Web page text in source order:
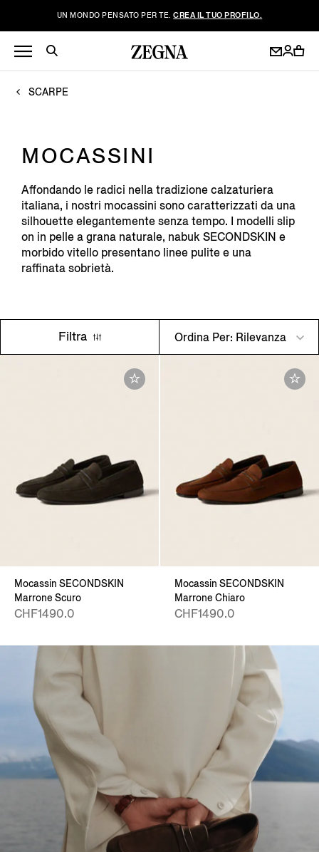
UN MONDO PENSATO PER TE.CREA IL TUO PROFILO.
SCARPE
MOCASSINI
Affondando le radici nella tradizione calzaturiera
italiana, i nostri mocassini sono caratterizzati da una
silhouette elegantemente senza tempo. I modelli slip
on in pelle a grana naturale, nabuk SECONDSKIN e
morbido vitello presentano linee pulite e una
raffinata sobrietà.
Filtra Ordina Per: Rilevanza
Mocassin SECONDSKIN
Marrone Scuro
CHF1490.0
Mocassin SECONDSKIN
Marrone Chiaro
CHF1490.0